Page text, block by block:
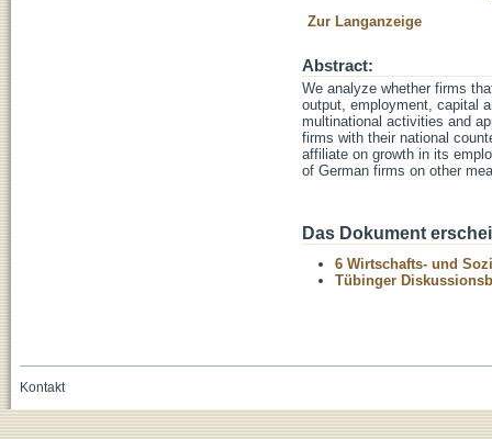
Zur Langanzeige
Abstract:
We analyze whether firms
output, employment, capital
multinational activities and
firms with their national
affiliate on growth in its
of German firms on other
Das Dokument
6 Wirtschafts- und
Tübinger
Kontakt